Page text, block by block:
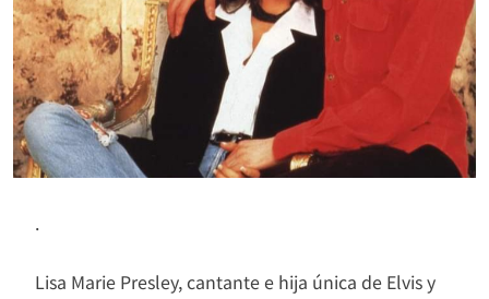
.
Lisa Marie Presley, cantante e hija única de Elvis y